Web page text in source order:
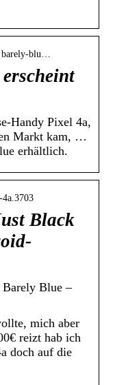
barely-blu…
Handy Pixel 4a,
Markt kam, …
erhältlich.
Black
Barely Blue –
mich aber
reizt hab ich
doch auf die